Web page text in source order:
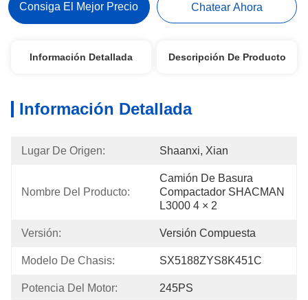
Consiga El Mejor Precio Chatear Ahora
Información Detallada Descripción De Producto
Información Detallada
Lugar De Origen: Shaanxi, Xian
Nombre Del Producto:
Camión De Basura
Compactador SHACMAN
L3000 4 × 2
Versión: Versión Compuesta
Modelo De Chasis: SX5188ZYS8K451C
Potencia Del Motor: 245PS